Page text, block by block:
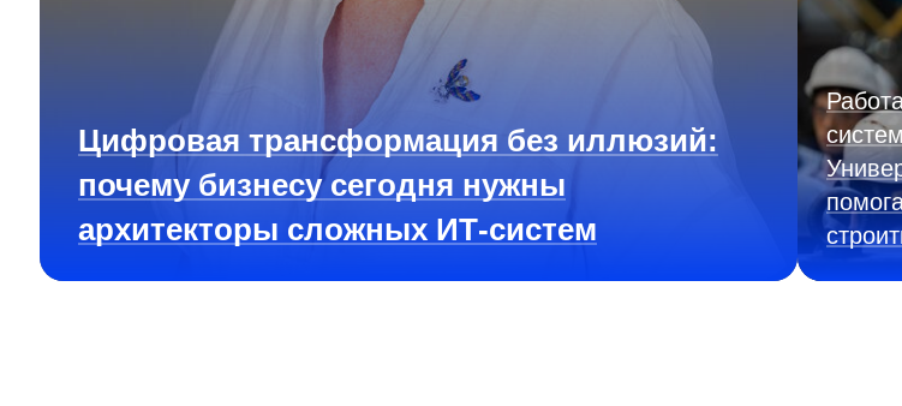
Цифровая трансформация без иллюзий:
почему бизнесу сегодня нужны
архитекторы сложных ИТ-систем